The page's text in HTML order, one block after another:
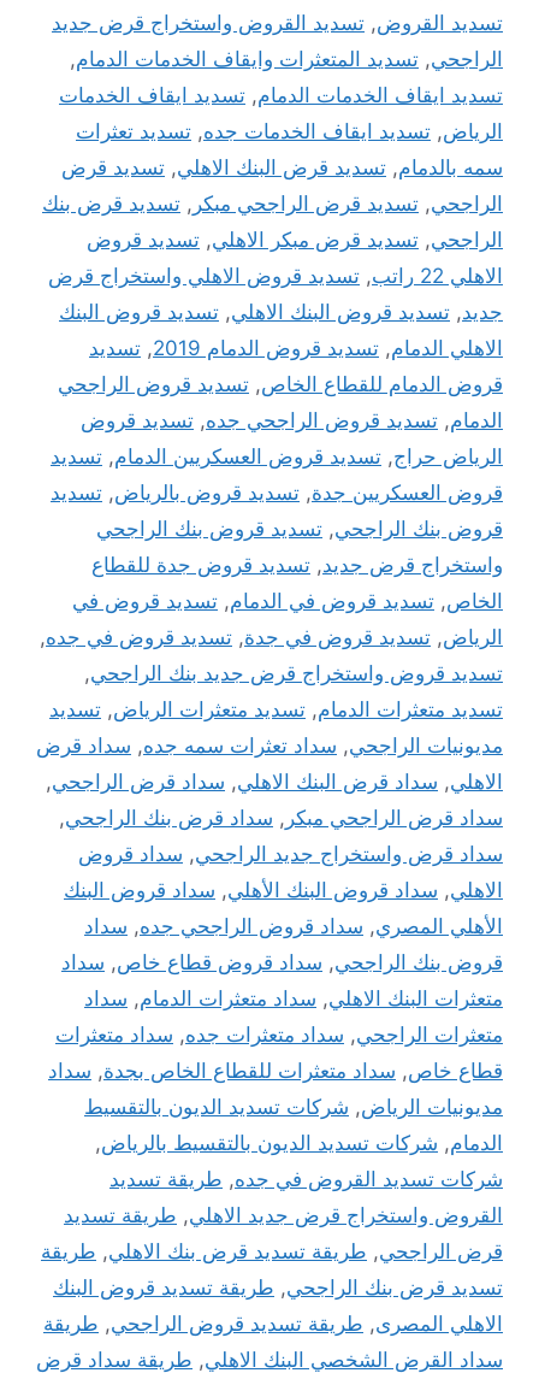
تسديد القروض, تسديد القروض واستخراج قرض جديد
الراجحي, تسديد المتعثرات وايقاف الخدمات الدمام,
تسديد ايقاف الخدمات الدمام, تسديد ايقاف الخدمات
الرياض, تسديد ايقاف الخدمات جده, تسديد تعثرات
سمه بالدمام, تسديد قرض البنك الاهلي, تسديد قرض
الراجحي, تسديد قرض الراجحي مبكر , تسديد قرض بنك
الراجحي, تسديد قرض مبكر الاهلي, تسديد قروض
الاهلي 22 راتب
, تسديد قروض الاهلي واستخراج قرض
جديد, تسديد قروض البنك الاهلي, تسديد قروض البنك
الاهلي الدمام, تسديد قروض الدمام 2019 , تسديد
قروض الدمام للقطاع الخاص, تسديد قروض الراجحي
الدمام, تسديد قروض الراجحي جده, تسديد قروض
الرياض حراج, تسديد قروض العسكريين الدمام, تسديد
قروض العسكريين جدة, تسديد قروض بالرياض, تسديد
قروض بنك الراجحي, تسديد قروض بنك الراجحي
واستخراج قرض جديد, تسديد قروض جدة للقطاع
الخاص, تسديد قروض في الدمام, تسديد قروض في
الرياض, تسديد قروض في جدة, تسديد قروض في جده,
تسديد قروض واستخراج قرض جديد بنك الراجحي,
تسديد متعثرات الدمام, تسديد متعثرات الرياض, تسديد
مديونيات الراجحي, سداد تعثرات سمه جده, سداد قرض
الاهلي, سداد قرض البنك الاهلي, سداد قرض الراجحي,
سداد قرض الراجحي مبكر , سداد قرض بنك الراجحي,
سداد قرض واستخراج جديد الراجحي, سداد قروض
الاهلي, سداد قروض البنك الأهلي, سداد قروض البنك
الأهلي المصري, سداد قروض الراجحي جده, سداد
قروض بنك الراجحي, سداد قروض قطاع خاص, سداد
متعثرات البنك الاهلي, سداد متعثرات الدمام, سداد
متعثرات الراجحي, سداد متعثرات جده, سداد متعثرات
قطاع خاص, سداد متعثرات للقطاع الخاص بجدة, سداد
مديونيات الرياض, شركات تسديد الديون بالتقسيط
الدمام, شركات تسديد الديون بالتقسيط بالرياض,
شركات تسديد القروض في جده, طريقة تسديد
القروض واستخراج قرض جديد الاهلي, طريقة تسديد
قرض الراجحي, طريقة تسديد قرض بنك الاهلي, طريقة
تسديد قرض بنك الراجحي, طريقة تسديد قروض البنك
الاهلي المصرى, طريقة تسديد قروض الراجحي, طريقة
سداد القرض الشخصي البنك الاهلي, طريقة سداد قرض